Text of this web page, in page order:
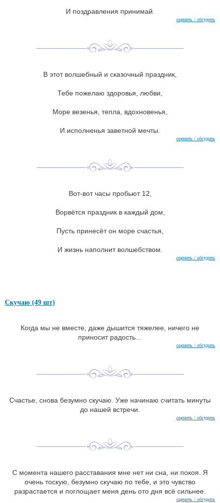
И поздравления принимай.
оценить / обсудить
В этот волшебный и сказочный праздник,
Тебе пожелаю здоровья, любви,
Море везенья, тепла, вдохновенья,
И исполненья заветной мечты.
оценить / обсудить
Вот-вот часы пробьют 12,
Ворвётся праздник в каждый дом,
Пусть принесёт он море счастья,
И жизнь наполнит волшебством.
оценить / обсудить
Скучаю (49 шт)
Когда мы не вместе, даже дышится тяжелее, ничего не
приносит радость…
оценить / обсудить
Счастье, снова безумно скучаю. Уже начинаю считать минуты
до нашей встречи.
оценить / обсудить
С момента нашего расставания мне нет ни сна, ни покоя. Я
очень тоскую, безумно скучаю по тебе, и это чувство
разрастается и поглощает меня день ото дня всё сильнее.
оценить / обсудить